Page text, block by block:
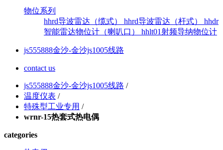
物位系列
hhrd导波雷达（缆式） hhrd导波雷达（杆式） hhdr
智能雷达物位计（喇叭口） hhlt01射频导纳物位计
js555888金沙-金沙js1005线路
contact us
js555888金沙-金沙js1005线路 /
温度仪表 /
特殊型工业专用 /
wrnr-15热套式热电偶
categories